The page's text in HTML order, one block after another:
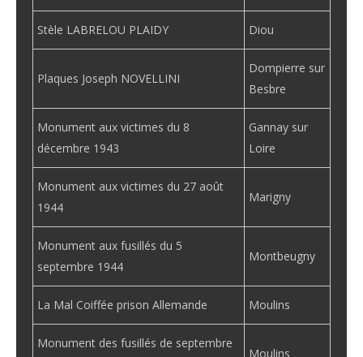
Stèle LABRELOU PLAIDY Diou
Plaques Joseph NOVELLINI
Dompierre sur
Besbre
Monument aux victimes du 8
décembre 1943
Gannay sur
Loire
Monument aux victimes du 27 août
1944
Marigny
Monument aux fusillés du 5
septembre 1944
Montbeugny
La Mal Coiffée prison Allemande Moulins
Monument des fusillés de septembre
Moulins